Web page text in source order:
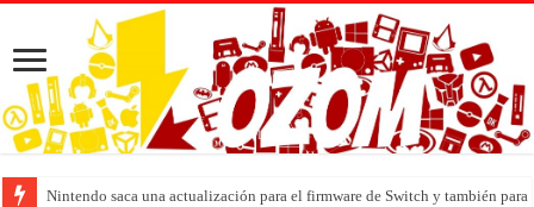
Nintendo saca una actualización para el firmware de Switch y también